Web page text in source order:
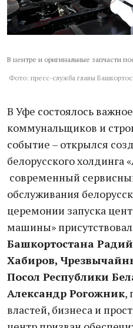
В центре и оригинальные запчасти
Фото: пресс-служба главы
В Уфе состоялось
коммунальщиков и
событие – открылся
белорусского холдинга
современный
обслуживания
церемонии запуска
машины»
Башкортостана Радий
Хабиров,
Посол Республики
Александр Рогожник,
властей, бизнеса и